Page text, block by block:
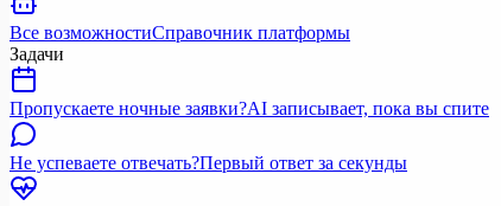
Все возможностиСправочник платформы
Задачи
Пропускаете ночные заявки?AI записывает, пока вы спите
Не успеваете отвечать?Первый ответ за секунды